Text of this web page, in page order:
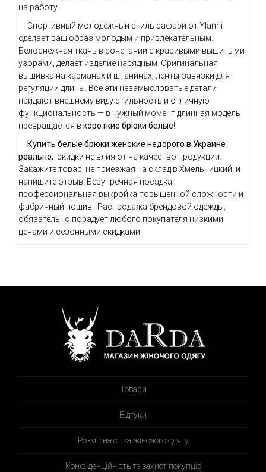
на работу.
Спортивный молодёжный стиль сафари от Ylanni
сделает ваш образ молодым и привлекательным.
Белоснежная ткань в сочетании с красивыми вышитыми
узорами, делает изделие нарядным. Оригинальная
вышивка на карманах и штанинах, ленты-завязки для
регуляции длины. Все эти незамысловатые детали
придают внешнему виду стильность и отличную
функциональность — в нужный момент длинная модель
превращается в короткие брюки белые!
Купить белые брюки женские недорого в Украине
реально, скидки не влияют на качество продукции.
Закажите товар, не приезжая на склад в Хмельницкий, и
напишите отзыв. Безупречная посадка,
профессиональная выкройка повышенной сложности и
фабричный пошив! Распродажа брендовой одежды,
обязательно порадует любого покупателя низкими
ценами и сезонными скидками.
Товари
Відгуки
Розмірна сітка жіночого одягу
Конфіденційність та захист покупців